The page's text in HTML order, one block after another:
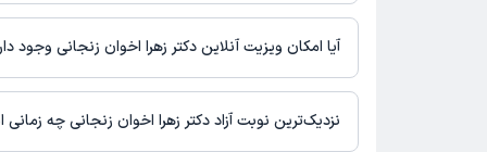
اطلاعاتی درباره محل فعالیت دکتر زهرا اخوان زنجانی در مراکز
آیا امکان ویزیت آنلاین دکتر زهرا اخوان زنجانی وجود
در حال حاضر اطلاعاتی درباره ارائه ویزیت آنلاین توسط دکتر زهرا
دسترس نیست. برای دریافت اطلاعات دقیق‌تر، لطفاً با مطب تماس
نزدیک‌ترین نوبت آزاد دکتر زهرا اخوان زنجانی چه